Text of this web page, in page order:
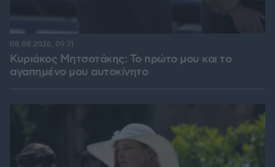
Κυριάκος Μητσοτάκης: Το πρώτο μου και το
αγαπημένο μου αυτοκίνητο
08.08.2026, 09:31